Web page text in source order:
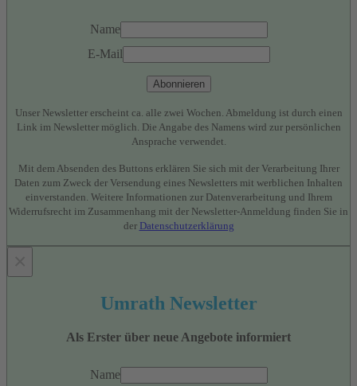
Name
E-Mail
Abonnieren
Unser Newsletter erscheint ca. alle zwei Wochen. Abmeldung ist durch einen
Link im Newsletter möglich. Die Angabe des Namens wird zur persönlichen
Ansprache verwendet.
Mit dem Absenden des Buttons erklären Sie sich mit der Verarbeitung Ihrer
Daten zum Zweck der Versendung eines Newsletters mit werblichen Inhalten
einverstanden. Weitere Informationen zur Datenverarbeitung und Ihrem
Widerrufsrecht im Zusammenhang mit der Newsletter-Anmeldung finden Sie in
der Datenschutzerklärung
Umrath Newsletter
Als Erster über neue Angebote informiert
Name